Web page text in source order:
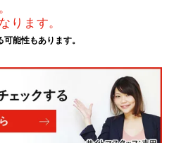
ります。
能性もあります。